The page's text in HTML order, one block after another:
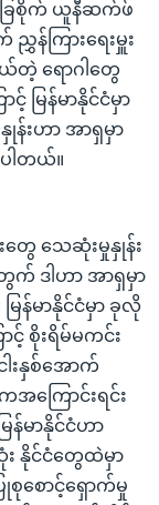
ေစိုက် ယူနီဆက်ဖ်
န်ကြားရေးမှူး
ရောဂါတွေ
မြန်မာနိုင်ငံမှာ
းဟာ အာရှမှာ
ါတယ်။
တွေ သေဆုံးမှုနှုန်း
က် ဒါဟာ အာရှမှာ
ြန်မာနိုင်ငံမှာ ခုလို
င့် စိုးရိမ်မကင်း
းနှစ်အောက်
ကြောင်းရင်း
ြန်မာနိုင်ငံဟာ
နိုင်ငံတွေထဲမှာ
စုစောင့်ရှောက်မှု